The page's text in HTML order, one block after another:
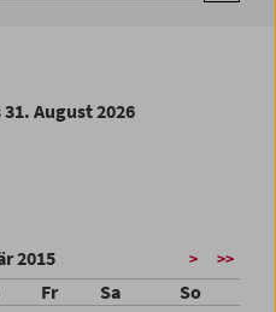
August 2026
2015 > >>
Fr Sa So